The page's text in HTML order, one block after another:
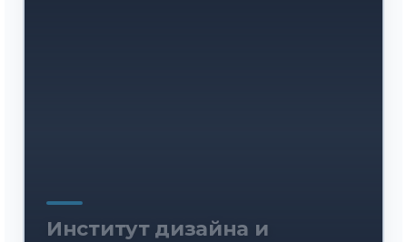
Институт дизайна и